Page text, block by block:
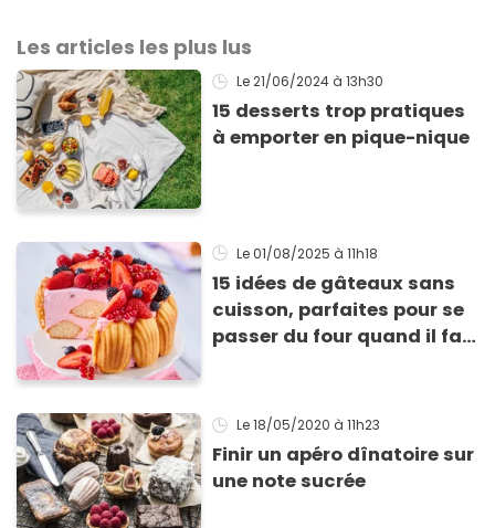
Les articles les plus lus
Le 21/06/2024 à 13h30
15 desserts trop pratiques
à emporter en pique-nique
Le 01/08/2025 à 11h18
15 idées de gâteaux sans
cuisson, parfaites pour se
passer du four quand il fait
Le 18/05/2020 à 11h23
Finir un apéro dînatoire sur
une note sucrée